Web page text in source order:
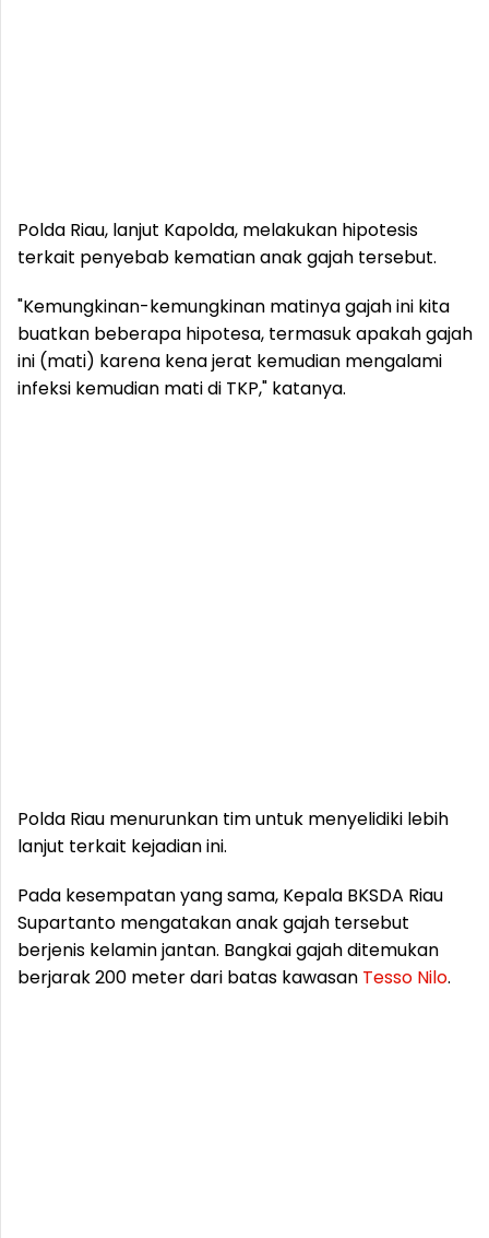
Polda Riau, lanjut Kapolda, melakukan hipotesis
terkait penyebab kematian anak gajah tersebut.
"Kemungkinan-kemungkinan matinya gajah ini kita
buatkan beberapa hipotesa, termasuk apakah gajah
ini (mati) karena kena jerat kemudian mengalami
infeksi kemudian mati di TKP," katanya.
Polda Riau menurunkan tim untuk menyelidiki lebih
lanjut terkait kejadian ini.
Pada kesempatan yang sama, Kepala BKSDA Riau
Supartanto mengatakan anak gajah tersebut
berjenis kelamin jantan. Bangkai gajah ditemukan
berjarak 200 meter dari batas kawasan Tesso Nilo.